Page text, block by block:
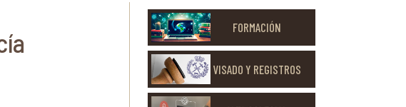
FORMACIÓN
VISADO Y REGISTROS